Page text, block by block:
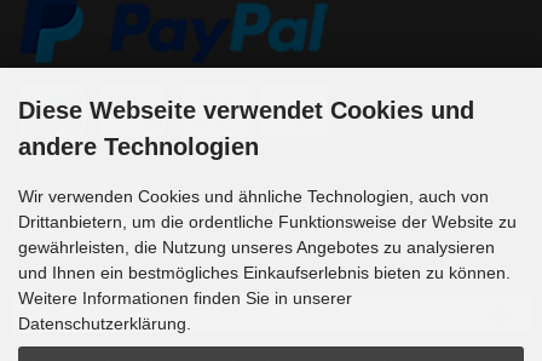
Newsletter-Anmeldung
E-Mail-Adresse:
Diese Webseite verwendet Cookies und
andere Technologien
Wir verwenden Cookies und ähnliche Technologien, auch von
Drittanbietern, um die ordentliche Funktionsweise der Website zu
gewährleisten, die Nutzung unseres Angebotes zu analysieren
und Ihnen ein bestmögliches Einkaufserlebnis bieten zu können.
Weitere Informationen finden Sie in unserer
Datenschutzerklärung.